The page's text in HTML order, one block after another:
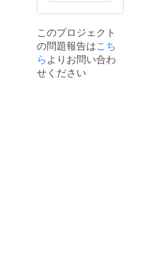
このプロジェクト
の問題報告はこち
ら よりお問い合わ
せください